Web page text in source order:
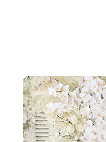
リルスタジ
シンプルで清潔感
オです